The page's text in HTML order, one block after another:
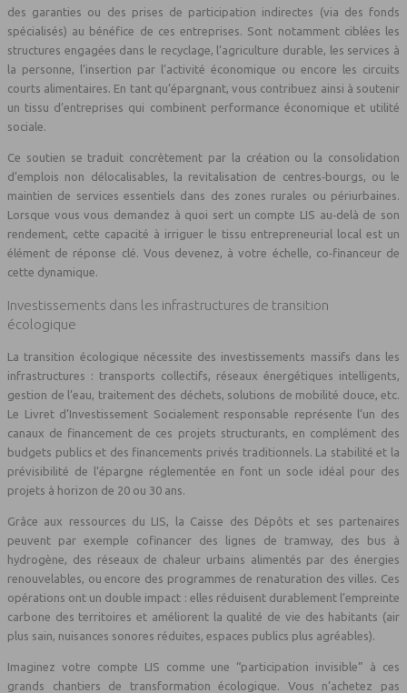
des garanties ou des prises de participation indirectes (via des fonds
spécialisés) au bénéfice de ces entreprises. Sont notamment ciblées les
structures engagées dans le recyclage, l’agriculture durable, les services à
la personne, l’insertion par l’activité économique ou encore les circuits
courts alimentaires. En tant qu’épargnant, vous contribuez ainsi à soutenir
un tissu d’entreprises qui combinent performance économique et utilité
sociale.
Ce soutien se traduit concrètement par la création ou la consolidation
d’emplois non délocalisables, la revitalisation de centres‑bourgs, ou le
maintien de services essentiels dans des zones rurales ou périurbaines.
Lorsque vous vous demandez à quoi sert un compte LIS au‑delà de son
rendement, cette capacité à irriguer le tissu entrepreneurial local est un
élément de réponse clé. Vous devenez, à votre échelle, co‑financeur de
cette dynamique.
Investissements dans les infrastructures de transition
écologique
La transition écologique nécessite des investissements massifs dans les
infrastructures : transports collectifs, réseaux énergétiques intelligents,
gestion de l’eau, traitement des déchets, solutions de mobilité douce, etc.
Le Livret d’Investissement Socialement responsable représente l’un des
canaux de financement de ces projets structurants, en complément des
budgets publics et des financements privés traditionnels. La stabilité et la
prévisibilité de l’épargne réglementée en font un socle idéal pour des
projets à horizon de 20 ou 30 ans.
Grâce aux ressources du LIS, la Caisse des Dépôts et ses partenaires
peuvent par exemple cofinancer des lignes de tramway, des bus à
hydrogène, des réseaux de chaleur urbains alimentés par des énergies
renouvelables, ou encore des programmes de renaturation des villes. Ces
opérations ont un double impact : elles réduisent durablement l’empreinte
carbone des territoires et améliorent la qualité de vie des habitants (air
plus sain, nuisances sonores réduites, espaces publics plus agréables).
Imaginez votre compte LIS comme une “participation invisible” à ces
grands chantiers de transformation écologique. Vous n’achetez pas